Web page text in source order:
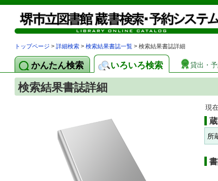
トップページ > 詳細検索 > 検索結果書誌一覧 > 検索結果書誌詳細
かんたん検索 いろいろ検索 貸出・
検索結果書誌詳細
現
所